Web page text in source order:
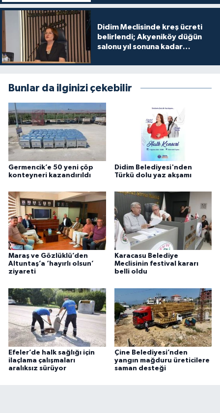
Didim Meclisinde kreş ücreti
belirlendi; Akyeniköy düğün
salonu yıl sonuna kadar
Bunlar da ilginizi çekebilir
Germencik’e 50 yeni çöp
konteyneri kazandırıldı
Didim Belediyesi'nden
Türkü dolu yaz akşamı
Maraş ve Gözlüklü’den
Altuntaş’a ‘hayırlı olsun’
ziyareti
Karacasu Belediye
Meclisinin festival kararı
belli oldu
Efeler’de halk sağlığı için
ilaçlama çalışmaları
aralıksız sürüyor
Çine Belediyesi’nden
yangın mağduru üreticilere
saman desteği